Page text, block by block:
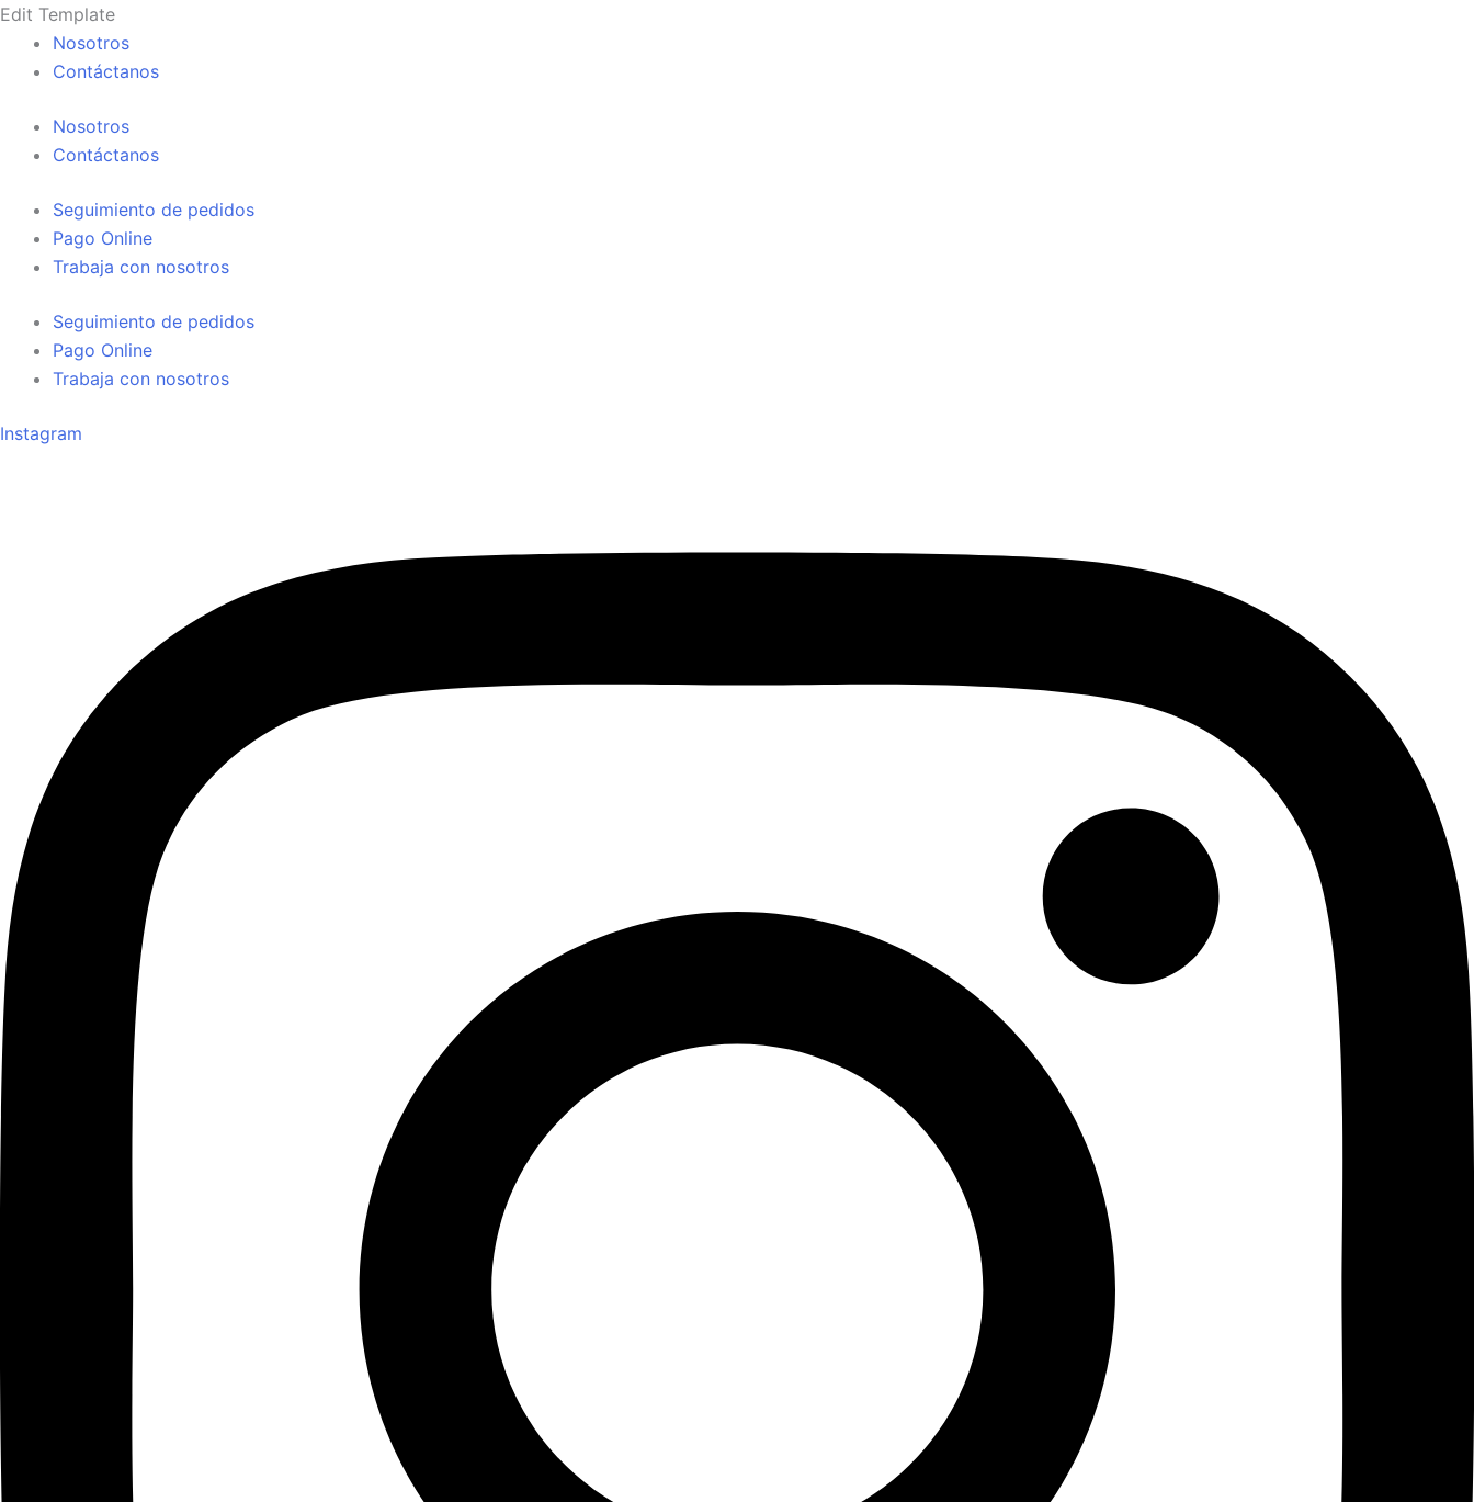
Ir
contenido
Edit Template
Nosotros
Contáctanos
Nosotros
Contáctanos
Seguimiento de pedidos
Pago Online
Trabaja con nosotros
Seguimiento de pedidos
Pago Online
Trabaja con nosotros
Instagram
Búsqueda
productos
Búsqueda
productos